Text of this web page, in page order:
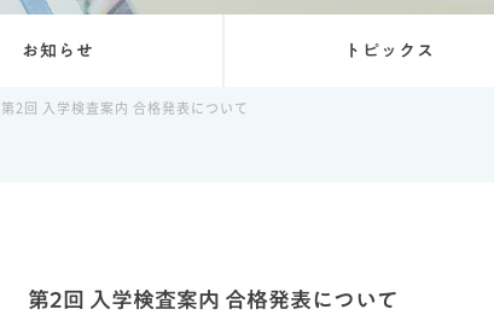
お知らせ トピックス
第2回 入学検査案内 合格発表について
第2回 入学検査案内 合格発表について